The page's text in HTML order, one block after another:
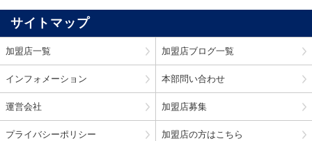
サイトマップ
加盟店一覧 加盟店ブログ一覧
インフォメーション 本部問い合わせ
運営会社 加盟店募集
プライバシーポリシー 加盟店の方はこちら